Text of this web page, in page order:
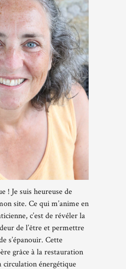
! Je suis heureuse de
site. Ce qui m’anime en
c’est de révéler la
de l’être et permettre
s’épanouir. Cette
grâce à la restauration
circulation énergétique